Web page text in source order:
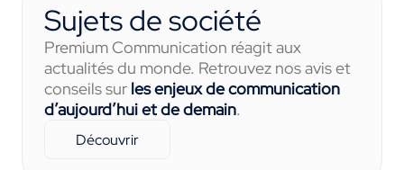
Sujets de société
Premium Communication réagit aux
actualités du monde. Retrouvez nos avis et
conseils sur les enjeux de communication
d’aujourd’hui et de demain.
Découvrir